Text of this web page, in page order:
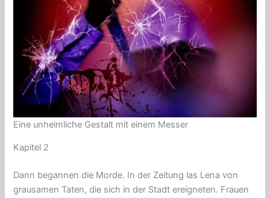
Eine unheimliche Gestalt mit einem Messer
Kapitel 2
Dann begannen die Morde. In der Zeitung las Lena von
grausamen Taten, die sich in der Stadt ereigneten. Frauen